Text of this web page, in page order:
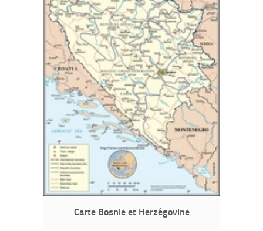
Carte Bosnie et Herzégovine